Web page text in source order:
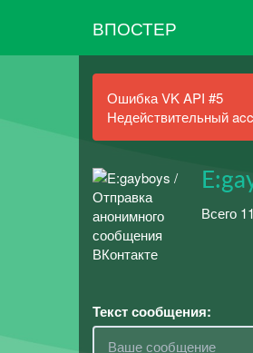
ВПОСТЕР
Ошибка VK API #5
Недействительный
Всего
Текст сообщения: